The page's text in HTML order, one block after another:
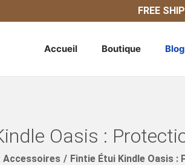
FREE
Accueil Boutique Blog
Oasis :
Accessoires / Fintie Étui Kindle Oasis